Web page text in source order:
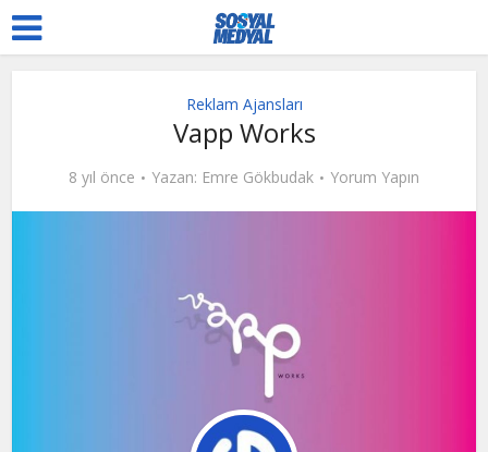
Reklam Ajansları
Vapp Works
8 yıl önce Yazan: Emre Gökbudak Yorum Yapın